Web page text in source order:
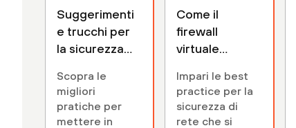
Suggerimenti
e trucchi per
la sicurezza
ura ibrida
Scopra le
migliori
pratiche per
mettere in
Come il
firewall
virtuale
multi-cloud
Impari le best
practice per la
sicurezza di
rete che si